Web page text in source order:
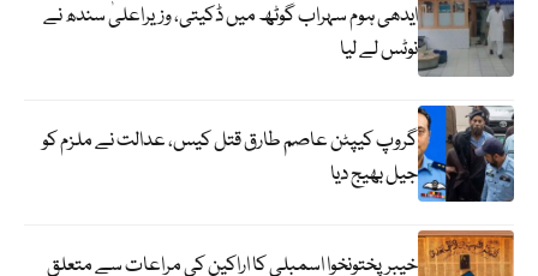
ایدھی ہوم سہراب گوٹھ میں ڈکیتی، وزیراعلیٰ سندھ نے
نوٹس لے لیا
گروپ کیپٹن عاصم طارق قتل کیس، عدالت نے ملزم کو
جیل بھیج دیا
خیبرپختونخوا اسمبلی کا اراکین کی مراعات سے متعلق